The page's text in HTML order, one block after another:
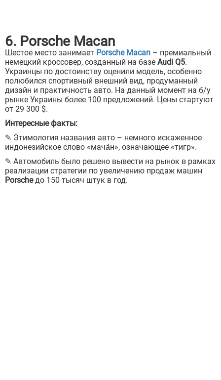
6. Porsche Macan
Шестое место занимает Porsche Macan – премиальный
немецкий кроссовер, созданный на базе Audi Q5.
Украинцы по достоинству оценили модель, особенно
полюбился спортивный внешний вид, продуманный
дизайн и практичность авто. На данный момент на б/у
рынке Украины более 100 предложений. Цены стартуют
от 29 300 $.
Интересные факты:
✎ Этимология названия авто – немного искаженное
индонезийское слово «мача́н», означающее «тигр».
✎ Автомобиль было решено вывести на рынок в рамках
реализации стратегии по увеличению продаж машин
Porscheдо 150 тысяч штук в год.